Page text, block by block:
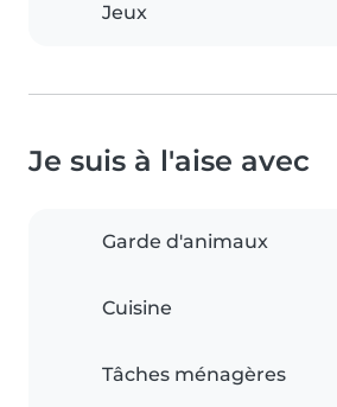
Jeux
Je suis à l'aise avec
Garde d'animaux
Cuisine
Tâches ménagères